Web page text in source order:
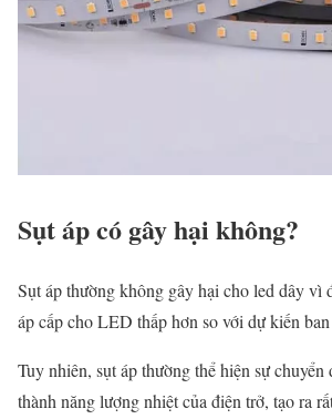
Sụt áp có gây hại không?
Sụt áp thường không gây hại cho led dây vì
áp cấp cho LED thấp hơn so với dự kiến
Tuy nhiên, sụt áp thường thể hiện sự
thành năng lượng nhiệt của điện trở, tạo ra